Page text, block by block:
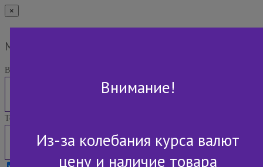
×
Мы Вам перезвоним
Ваше имя:
Телефон:
Внимание!
Из-за колебания курса валют
цену и наличие товара